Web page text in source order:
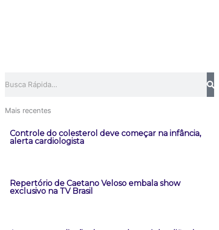
Mais recentes
Controle do colesterol deve começar na infância,
alerta cardiologista
Repertório de Caetano Veloso embala show
exclusivo na TV Brasil